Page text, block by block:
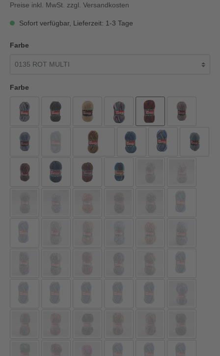
Preise inkl. MwSt. zzgl. Versandkosten
Sofort verfügbar, Lieferzeit: 1-3 Tage
Farbe
Farbe